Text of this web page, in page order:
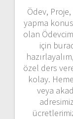
Ödev,
yapma
olan
için
özel ders
kolay.
veya